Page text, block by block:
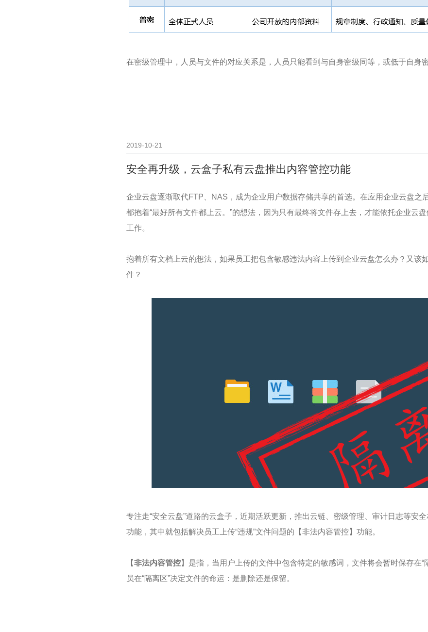
在密级管理中，人员与文件的对应关系是，人员只能看到与自身密级同等，或低于自身密
2019-10-21
安全再升级，云盒子私有云盘推出内容管控功能
企业云盘逐渐取代FTP、NAS，成为企业用户数据存储共享的首选。在应用企业云盘之
都抱着“最好所有文件都上云。”的想法，因为只有最终将文件存上去，才能依托企业云
工作。
抱着所有文档上云的想法，如果员工把包含敏感违法内容上传到企业云盘怎么办？又该
件？
专注走“安全云盘”道路的云盒子，近期活跃更新，推出云链、密级管理、审计日志等安
功能，其中就包括解决员工上传“违规”文件问题的【非法内容管控】功能。
【非法内容管控】是指，当用户上传的文件中包含特定的敏感词，文件将会暂时保存在“
员在“隔离区”决定文件的命运：是删除还是保留。